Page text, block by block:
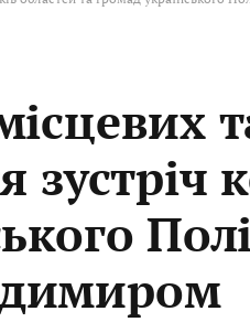
зустріч